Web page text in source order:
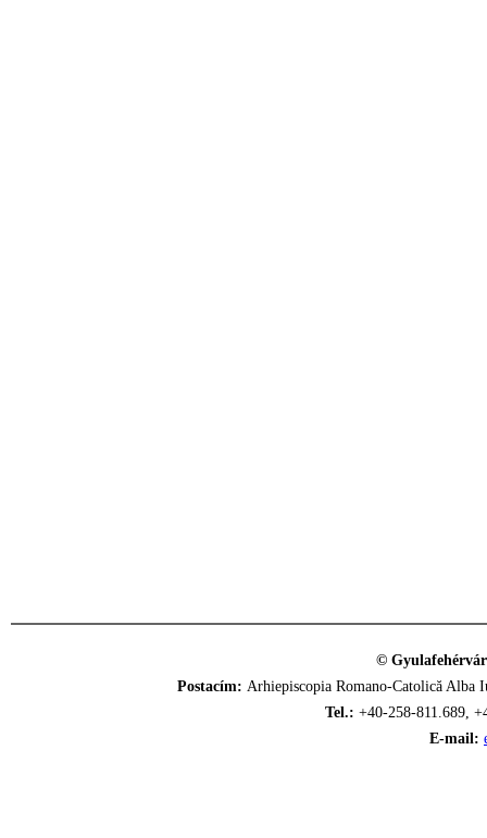
©
Postacím: Arhiepiscopia Romano-Catolică
Tel.: +40-258-811.689,
E-mail: